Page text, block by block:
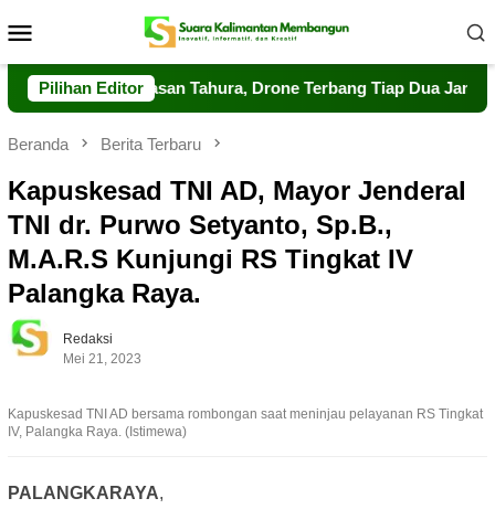
ke
Mobile
Pilihan Editor
Pengawasan Tahura, Drone Terbang Tiap Dua Jam
Beranda Berita Terbaru
Kapuskesad TNI AD, Mayor Jenderal
TNI dr. Purwo Setyanto, Sp.B.,
M.A.R.S Kunjungi RS Tingkat IV
Palangka Raya.
Redaksi
Mei 21, 2023
Kapuskesad TNI AD bersama rombongan saat meninjau pelayanan RS Tingkat
IV, Palangka Raya. (Istimewa)
PALANGKARAYA,